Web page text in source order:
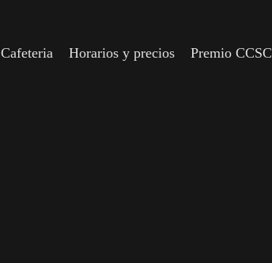
Cafeteria Horarios y precios Premio CCSC